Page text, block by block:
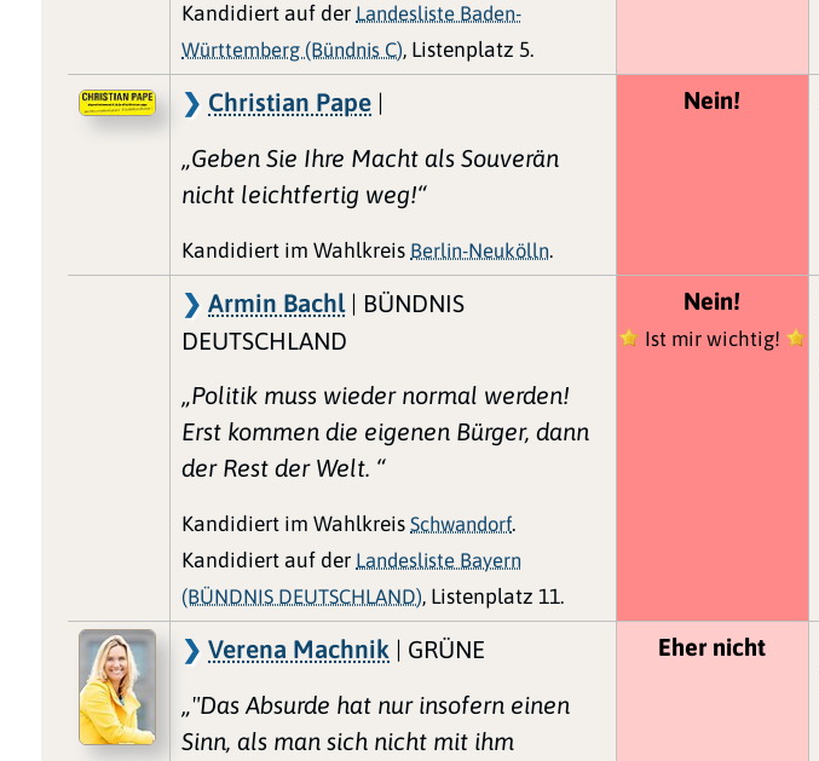
Kandidiert auf der Landesliste Baden-
Württemberg (Bündnis C), Listenplatz 5.
Christian Pape |
„Geben Sie Ihre Macht als Souverän
nicht leichtfertig weg!“
Kandidiert im Wahlkreis Berlin-Neukölln.
Nein!
Armin Bachl| BÜNDNIS
DEUTSCHLAND
„Politik muss wieder normal werden!
Erst kommen die eigenen Bürger, dann
der Rest der Welt. “
Kandidiert im WahlkreisSchwandorf.
Kandidiert auf der Landesliste Bayern
(BÜNDNIS DEUTSCHLAND), Listenplatz 11.
Nein!
Ist mir wichtig!
Verena Machnik | GRÜNE
„"Das Absurde hat nur insofern einen
Sinn, als man sich nicht mit ihm
Eher nicht